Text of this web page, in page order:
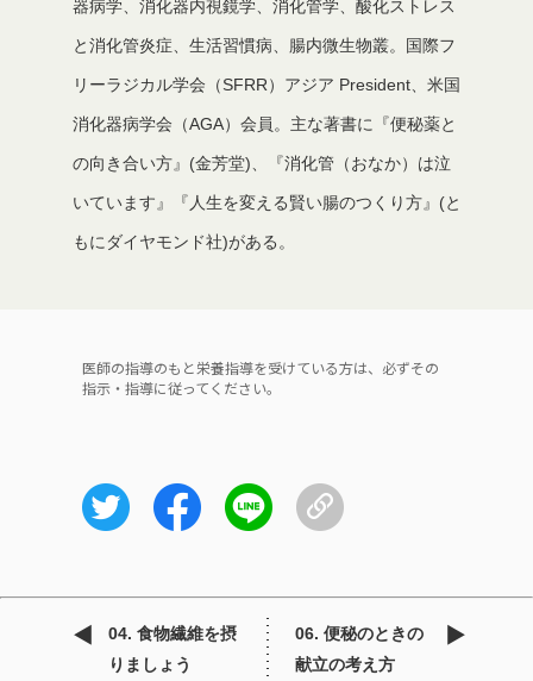
器病学、消化器内視鏡学、消化管学、酸化ストレス
と消化管炎症、生活習慣病、腸内微生物叢。国際フ
リーラジカル学会（SFRR）アジア President、米国
消化器病学会（AGA）会員。主な著書に『便秘薬と
の向き合い方』(金芳堂)、『消化管（おなか）は泣
いています』『人生を変える賢い腸のつくり方』(と
もにダイヤモンド社)がある。
医師の指導のもと栄養指導を受けている方は、必ずその
指示・指導に従ってください。
04. 食物繊維を摂
りましょう
06. 便秘のときの
献立の考え方